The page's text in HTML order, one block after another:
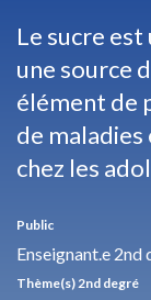
Le sucre
une source
élément de
de
chez les
Public
Enseignant.e 2nd
Thème(s) 2nd degré